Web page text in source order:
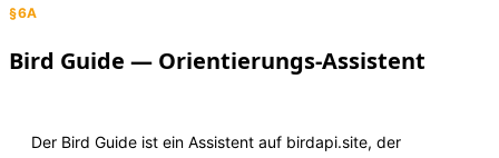
§6A
Bird Guide — Orientierungs-Assistent
Der Bird Guide ist ein Assistent auf birdapi.site, der